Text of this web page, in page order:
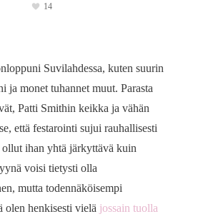
14
Suvilahdessa, kuten suurin
ja monet tuhannet muut. Parasta
Patti Smithin keikka ja vähän
että festarointi sujui rauhallisesti
ollut ihan yhtä järkyttävä kuin
voisi tietysti olla
mutta todennäköisempi
olen henkisesti vielä jossain tuolla